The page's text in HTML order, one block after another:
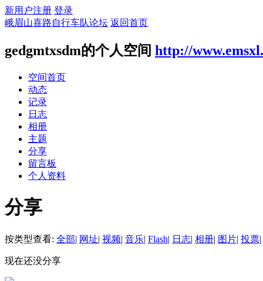
新用户注册 登录
峨眉山喜路自行车队论坛 返回首页
gedgmtxsdm的个人空间 http://
空间首页
动态
记录
日志
相册
主题
分享
留言板
个人资料
分享
按类型查看: 全部| 网址| 视频| 音乐| Flash| 日志| 相册| 图片| 投票|
现在还没分享